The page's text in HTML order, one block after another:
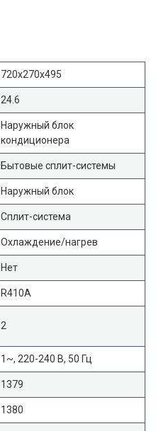
720x270x495
24.6
Наружный блок
кондиционера
Бытовые сплит-системы
Наружный блок
Сплит-система
Охлаждение/нагрев
Нет
R410A
2
1~, 220-240 В, 50 Гц
1379
1380